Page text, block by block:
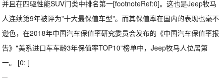
并且在四驱性能SUV门类中排名第一[footnoteRef:0]。这也是Jeep牧马
人连续第9年被评为"十大最保值车型"。而其保值率在国内的表现也毫不
逊色，在2018年中国汽车保值率研究委员会发布的《中国汽车保值率报
告》"美系进口车车龄3年保值率TOP10"榜单中，Jeep牧马人位居第
一。 [0: ]